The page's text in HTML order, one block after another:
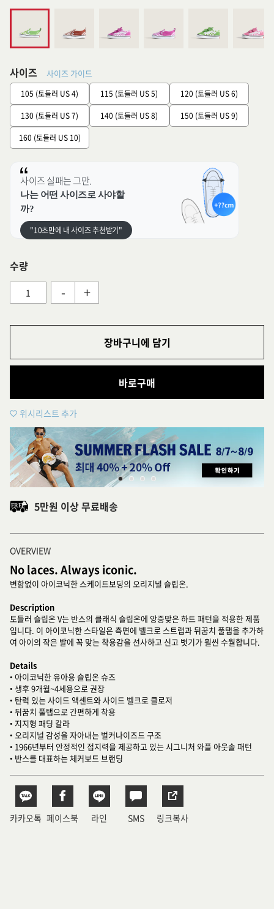
사이즈 사이즈 가이드
105 (토들러 US 4) 115 (토들러 US 5)
120 (토들러 US 6)
130 (토들러 US 7)
140 (토들러 US 8)
150 (토들러 US 9)
160 (토들러 US 10)
사이즈 실패는 그만.
나는 어떤 사이즈로 사야할
까?
"10초만에 내 사이즈 추천받기"
수량
- +
장바구니에 담기
바로구매
위시리스트 추가
5만원 이상 무료배송
OVERVIEW
No laces. Always iconic.
변함없이 아이코닉한 스케이트보딩의 오리지널 슬립온.
Description
토들러 슬립온 V는 반스의 클래식 슬립온에 앙증맞은 하트 패턴을 적용한 제품
입니다. 이 아이코닉한 스타일은 측면에 벨크로 스트랩과 뒤꿈치 풀탭을 추가하
여 아이의 작은 발에 꼭 맞는 착용감을 선사하고 신고 벗기가 훨씬 수월합니다.
Details
• 아이코닉한 유아용 슬립온 슈즈
• 생후 9개월~4세용으로 권장
• 탄력 있는 사이드 액센트와 사이드 벨크로 클로저
• 뒤꿈치 풀탭으로 간편하게 착용
• 지지형 패딩 칼라
• 오리지널 감성을 자아내는 벌커나이즈드 구조
• 1966년부터 안정적인 접지력을 제공하고 있는 시그니처 와플 아웃솔 패턴
• 반스를 대표하는 체커보드 브랜딩
카카오톡 페이스북 라인 SMS 링크복사